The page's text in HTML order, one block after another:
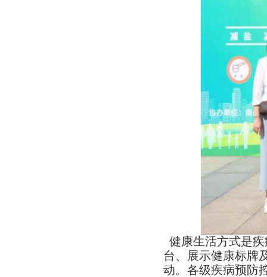
健康生活方式是
台、展示健康标牌
动。各级疾病预防